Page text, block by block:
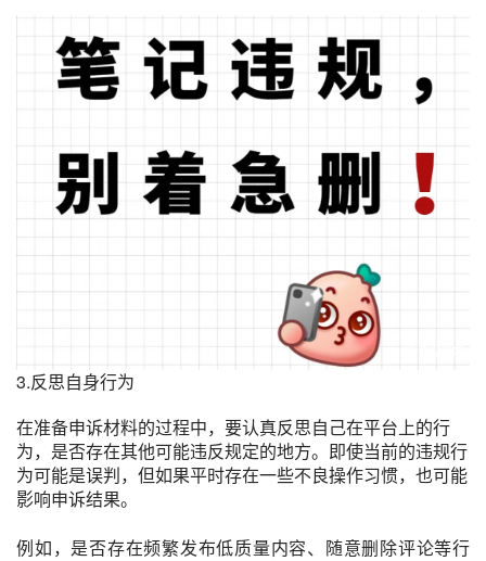
3.反思自身行为
在准备申诉材料的过程中，要认真反思自己在平台上的行
为，是否存在其他可能违反规定的地方。即使当前的违规行
为可能是误判，但如果平时存在一些不良操作习惯，也可能
影响申诉结果。
例如，是否存在频繁发布低质量内容、随意删除评论等行